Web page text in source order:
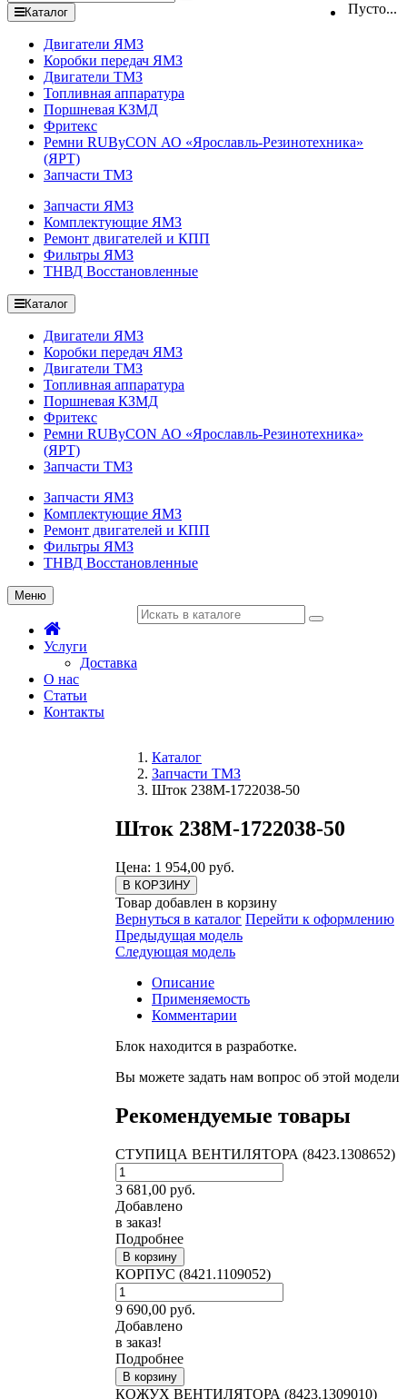
Пусто...
Каталог
Двигатели ЯМЗ
Коробки передач ЯМЗ
Двигатели ТМЗ
Топливная аппаратура
Поршневая КЗМД
Фритекс
Ремни RUByCON АО «Ярославль-Резинотехника»
(ЯРТ)
Запчасти ТМЗ
Запчасти ЯМЗ
Комплектующие ЯМЗ
Ремонт двигателей и КПП
Фильтры ЯМЗ
ТНВД Восстановленные
Каталог
Двигатели ЯМЗ
Коробки передач ЯМЗ
Двигатели ТМЗ
Топливная аппаратура
Поршневая КЗМД
Фритекс
Ремни RUByCON АО «Ярославль-Резинотехника»
(ЯРТ)
Запчасти ТМЗ
Запчасти ЯМЗ
Комплектующие ЯМЗ
Ремонт двигателей и КПП
Фильтры ЯМЗ
ТНВД Восстановленные
Меню
Услуги
Доставка
О нас
Статьи
Контакты
Каталог
Запчасти ТМЗ
Шток 238М-1722038-50
Шток 238М-1722038-50
Цена: 1 954,00 руб.
В КОРЗИНУ
Товар добавлен в корзину
Вернуться в каталог Перейти к оформлению
Предыдущая модель
Следующая модель
Описание
Применяемость
Комментарии
Блок находится в разработке.
Вы можете задать нам вопрос об этой модели
Рекомендуемые товары
СТУПИЦА ВЕНТИЛЯТОРА (8423.1308652)
3 681,00 руб.
Добавлено
в заказ!
Подробнее
В корзину
КОРПУС (8421.1109052)
9 690,00 руб.
Добавлено
в заказ!
Подробнее
В корзину
КОЖУХ ВЕНТИЛЯТОРА (8423.1309010)